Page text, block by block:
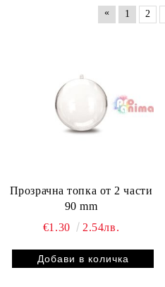
«
1 2
Прозрачна топка от 2 части
90 mm
€1.30
2.54лв.